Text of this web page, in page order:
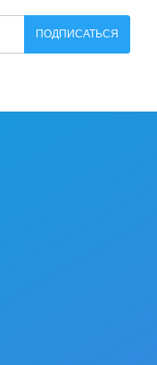
ПОДПИСАТЬСЯ